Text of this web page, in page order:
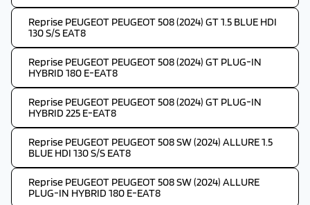
Reprise PEUGEOT PEUGEOT 508 (2024) GT 1.5 BLUE HDI
130 S/S EAT8
Reprise PEUGEOT PEUGEOT 508 (2024) GT PLUG-IN
HYBRID 180 E-EAT8
Reprise PEUGEOT PEUGEOT 508 (2024) GT PLUG-IN
HYBRID 225 E-EAT8
Reprise PEUGEOT PEUGEOT 508 SW (2024) ALLURE 1.5
BLUE HDI 130 S/S EAT8
Reprise PEUGEOT PEUGEOT 508 SW (2024) ALLURE
PLUG-IN HYBRID 180 E-EAT8